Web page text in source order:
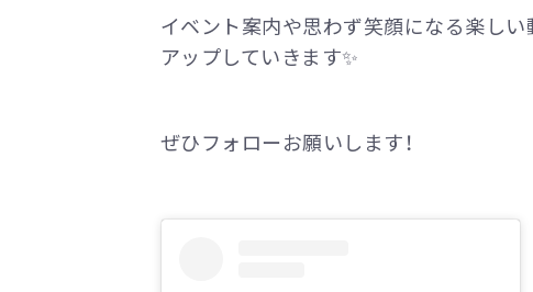
イベント案内や思わず笑顔になる楽しい
アップしていきます✨
ぜひフォローお願いします！